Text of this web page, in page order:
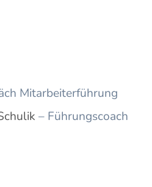
– Führungscoach